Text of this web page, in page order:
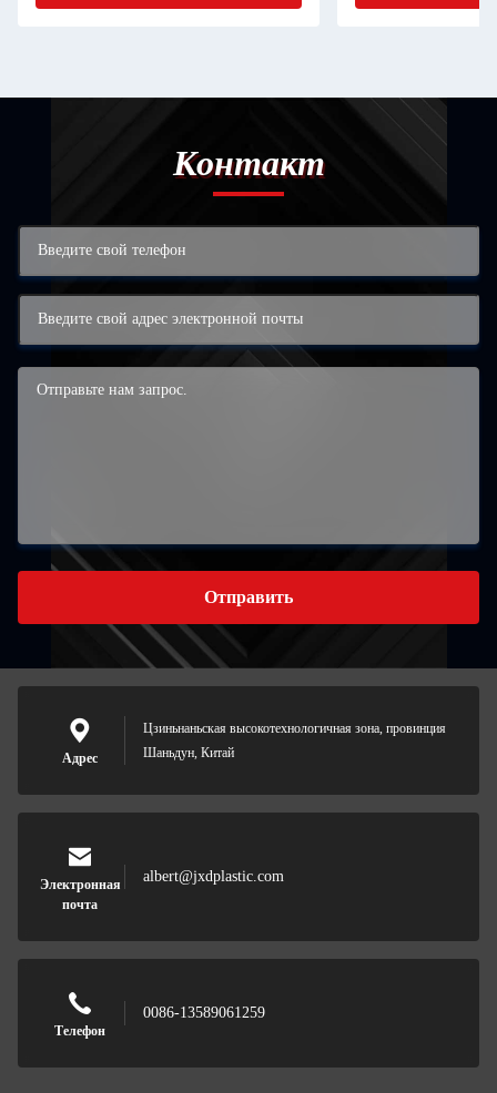
Контакт
Отправить
Адрес
Цзиньнаньская высокотехнологичная зона, провинция
Шаньдун, Китай
Электронная
почта
albert@jxdplastic.com
Телефон
0086-13589061259